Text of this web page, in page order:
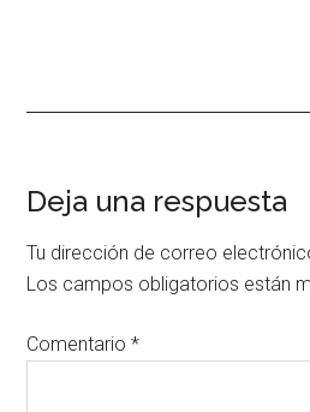
Interacciones
con
los
lectores
Deja una respuesta
Tu dirección de correo
Los campos obligatorios están
Comentario*